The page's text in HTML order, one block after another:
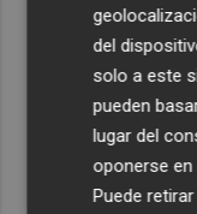
del
solo a este
pueden
lugar del
oponerse en
Puede